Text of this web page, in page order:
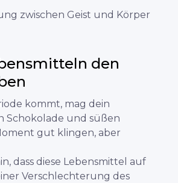
zwischen Geist und Körper
den
kommt, mag dein
Schokolade und süßen
gut klingen, aber
dass diese Lebensmittel auf
Verschlechterung des